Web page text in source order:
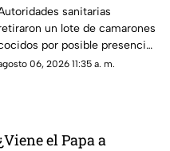
¿en qué
se vendieron?
sanitarias
un lote de camarones
por posible presencia
salmonela. Revisa cómo
06, 2026 11:35 a. m.
el Papa a